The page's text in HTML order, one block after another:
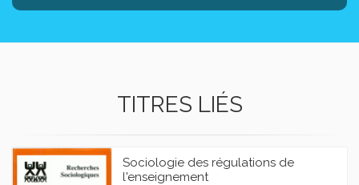
TITRES LIÉS
Sociologie des régulations de
l'enseignement